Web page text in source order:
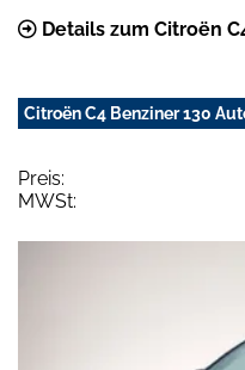
Details zum Citroën
Citroën C4 Benziner 130
Preis:
MWSt: